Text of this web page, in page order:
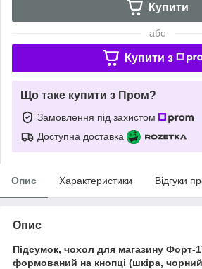
Купити
або
Купити з
Що таке купити з Пром?
Замовлення під захистом
Доступна доставка
Опис Характеристики Відгуки
Опис
Підсумок, чохол для магазину Форт-
формований на кнопці (шкіра,